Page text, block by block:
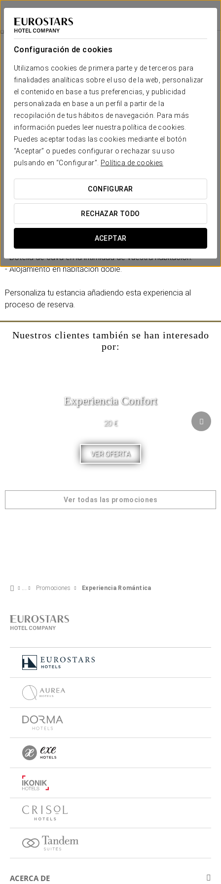
Configuración de cookies
Utilizamos cookies de primera parte y de terceros para
finalidades analíticas sobre el uso de la web, personalizar
el contenido en base a tus preferencias, y publicidad
personalizada en base a un perfil a partir de la
recopilación de tus hábitos de navegación. Para más
información puedes leer nuestra política de cookies.
Puedes aceptar todas las cookies mediante el botón
“Aceptar” o puedes configurar o rechazar su uso
pulsando en “Configurar”.
Política de cookies
CONFIGURAR
RECHAZAR TODO
ACEPTAR
Eurostars Conquistador
CÓRDOBA
Experiencia Romántica
20 €
Experiencia romántica
En el Eurostars Conquistador os espera una experiencia
romántica pensada para que no tengáis que preocuparos
por nada y solo disfrutéis de estar juntos.
- Late check out hasta las 14:00 (bajo disponibilidad).
- Botella de cava en la intimidad de vuestra habitación.
- Alojamiento en habitación doble.
Personaliza tu estancia añadiendo esta experiencia al
proceso de reserva.
Nuestros clientes también se han interesado
por:
Experiencia Confort
20 €
VER OFERTA
Ver todas las promociones
Promociones Experiencia Romántica
ACERCA DE